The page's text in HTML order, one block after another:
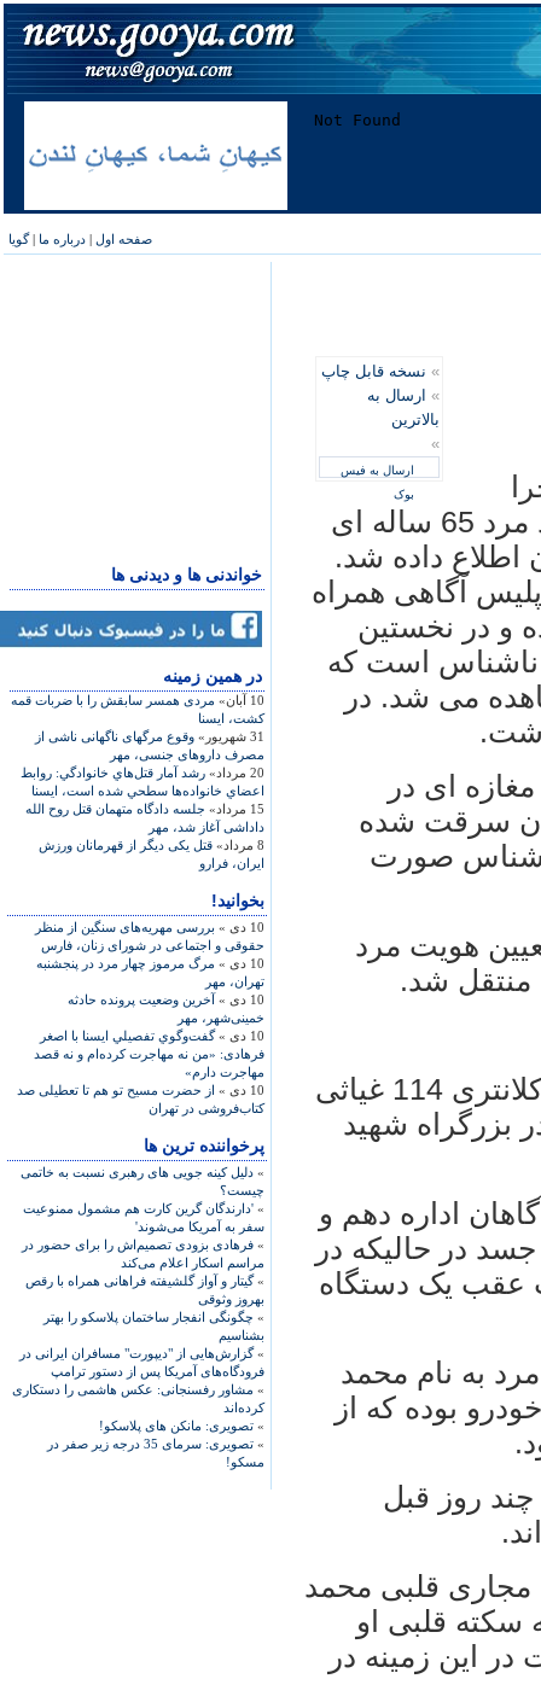
صفحه اول | درباره ما |گویا
خواندنی ها و دیدنی ها
در همين زمينه
10 آبان»
مردی همسر سابقش را با ضربات قمه
کشت، ايسنا
31 شهریور»
وقوع مرگهای ناگهانی ناشی از
مصرف داروهای جنسی، مهر
20 مرداد»
رشد آمار قتل‌هاي خانوادگي: روابط
اعضاي خانواده‌ها سطحي شده است، ایسنا
15 مرداد»
جلسه دادگاه متهمان قتل روح الله
داداشی آغاز شد، مهر
8 مرداد»
قتل یکی دیگر از قهرمانان ورزش
ایران، فرارو
بخوانید!
10 دی »
بررسی مهریه‌های سنگین از منظر
حقوقی و اجتماعی در شورای زنان، فارس
10 دی »
مرگ مرموز چهار مرد در پنجشنبه
تهران، مهر
10 دی »
آخرین وضعیت پرونده حادثه
خمینی‌شهر، مهر
10 دی »
گفت‌وگوي تفصيلي ايسنا با اصغر
فرهادی: «من نه مهاجرت کرده‌ام و نه قصد
مهاجرت دارم»
10 دی »
از حضرت مسیح تو هم تا تعطیلی صد
کتاب‌فروشی در تهران
پرخواننده ترین ها
» دلیل کینه جویی های رهبری نسبت به خاتمی
چیست؟
» 'دارندگان گرین کارت هم مشمول ممنوعیت
سفر به آمریکا می‌شوند'
» فرهادی بزودی تصمیم‌اش را برای حضور در
مراسم اسکار اعلام می‌کند
»گیتار و آواز گلشیفته فراهانی همراه با رقص
بهروز وثوقی
» چگونگی انفجار ساختمان پلاسکو را بهتر
بشناسیم
»گزارش‌هایی از "دیپورت" مسافران ایرانی در
فرودگاه‌های آمریکا پس از دستور ترامپ
» مشاور رفسنجانی: عکس هاشمی را دستکاری
کرده‌اند
» تصویری: مانکن های پلاسکو!
»
تصویری: سرمای 35 درجه زیر صفر در
مسکو!
» نسخه قابل چاپ
» ارسال به
بالاترین
»
ارسال به فیس
بوک
ساعت هشت صبح پنجشنبه کشف جسد مرد 65 ساله ای
اطلاع داده شد.
آگاهی همراه
و در نخستین
ناشناس است که
می شد. در
ای در
سرقت شده
صورت
هویت مرد
شد.
در دومین پرونده روز پنجشنبه مأموران کلانتری 114 غیاثی
حدودا 50 ساله در بزرگراه شهید
اداره دهم و
در حالیکه در
عقب یک دستگاه
به نام محمد
بوده که از
روز قبل
مجاری قلبی محمد
سکته قلبی او
این زمینه در